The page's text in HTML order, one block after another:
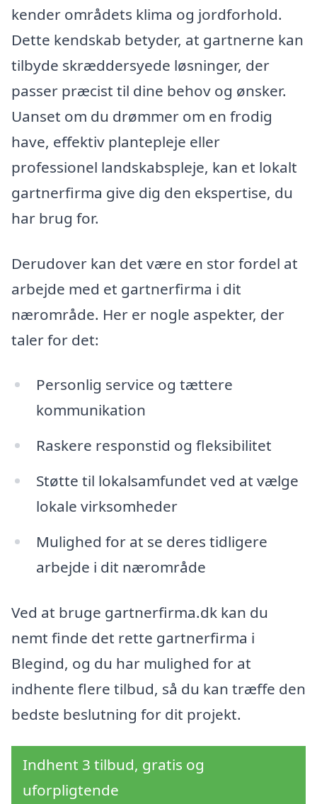
kender områdets klima og jordforhold.
Dette kendskab betyder, at gartnerne kan
tilbyde skræddersyede løsninger, der
passer præcist til dine behov og ønsker.
Uanset om du drømmer om en frodig
have, effektiv plantepleje eller
professionel landskabspleje, kan et lokalt
gartnerfirma give dig den ekspertise, du
har brug for.
Derudover kan det være en stor fordel at
arbejde med et gartnerfirma i dit
nærområde. Her er nogle aspekter, der
taler for det:
Personlig service og tættere
kommunikation
Raskere responstid og fleksibilitet
Støtte til lokalsamfundet ved at vælge
lokale virksomheder
Mulighed for at se deres tidligere
arbejde i dit nærområde
Ved at bruge gartnerfirma.dk kan du
nemt finde det rette gartnerfirma i
Blegind, og du har mulighed for at
indhente flere tilbud, så du kan træffe den
bedste beslutning for dit projekt.
Indhent 3 tilbud, gratis og
uforpligtende